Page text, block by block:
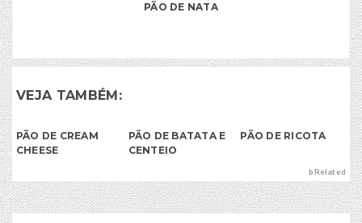
PÃO DE NATA
VEJA TAMBÉM:
PÃO DE CREAM
CHEESE
PÃO DE BATATA E
CENTEIO
PÃO DE RICOTA
bRelated